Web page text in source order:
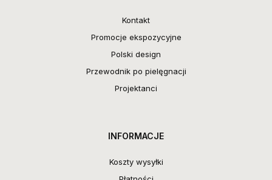
Kontakt
Promocje ekspozycyjne
Polski design
Przewodnik po pielęgnacji
Projektanci
INFORMACJE
Koszty wysyłki